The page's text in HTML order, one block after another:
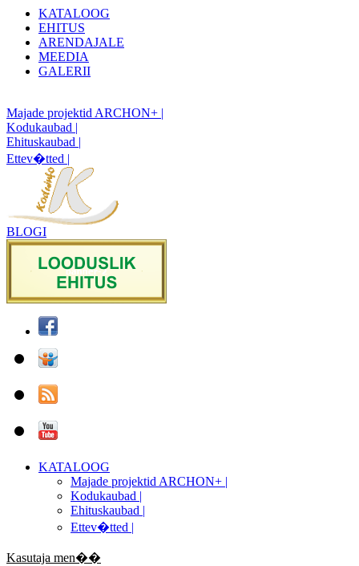
KATALOOG
EHITUS
ARENDAJALE
MEEDIA
GALERII
Majade projektid ARCHON+ |
Kodukaubad |
Ehituskaubad |
Ettev�tted |
BLOGI
KATALOOG
Majade projektid ARCHON+ |
Kodukaubad |
Ehituskaubad |
Ettev�tted |
Kasutaja men��